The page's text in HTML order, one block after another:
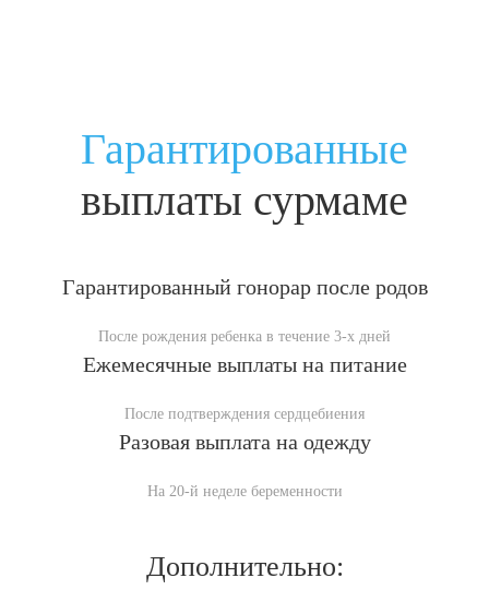
Гарантированные
выплаты сурмаме
Гарантированный гонорар после родов
После рождения ребенка в течение 3-х дней
Ежемесячные выплаты на питание
После подтверждения сердцебиения
Разовая выплата на одежду
На 20-й неделе беременности
Дополнительно: